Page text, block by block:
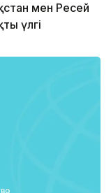
мен Ресей
үлгі